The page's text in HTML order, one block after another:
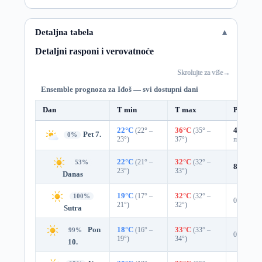
Detaljna tabela
Detaljni rasponi i verovatnoće
Skrolujte za više→
Ensemble prognoza za Iđoš — svi dostupni dani
Dan T min T max
0% Pet 7. 22°C (22° –
23°)
36°C (35° –
37°)
48%
mm)
53%
Danas
22°C (21° –
23°)
32°C (32° –
33°)
8%
100%
Sutra
19°C (17° –
21°)
32°C (32° –
32°)
0%
99%
Pon
10.
18°C (16° –
19°)
33°C (33° –
34°)
0%